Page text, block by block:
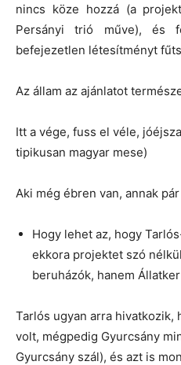
nincs köze hozzá (a
Persányi trió műve), és
befejezetlen létesítményt
Az állam az ajánlatot
Itt a vége, fuss el véle,
tipikusan magyar mese)
Aki még ébren van, annak
Hogy lehet az, hogy
ekkora projektet szó
beruházók, hanem
Tarlós ugyan arra hivatkozik,
volt, mégpedig Gyurcsány
Gyurcsány szál), és azt is